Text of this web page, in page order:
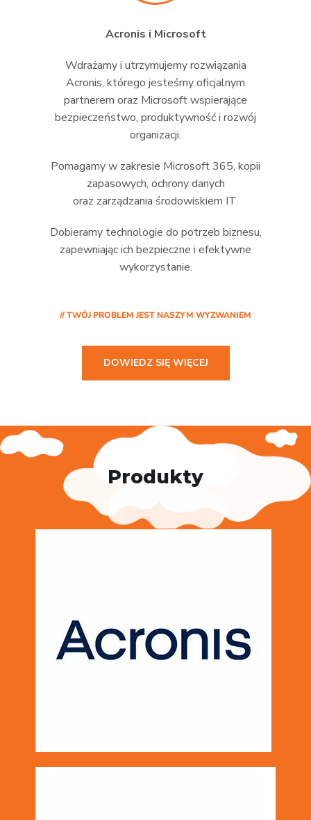
Acronis i Microsoft
Wdrażamy i utrzymujemy rozwiązania
Acronis, którego jesteśmy oficjalnym
partnerem oraz Microsoft wspierające
bezpieczeństwo, produktywność i rozwój
organizacji.
Pomagamy w zakresie Microsoft 365, kopii
zapasowych, ochrony danych
oraz zarządzania środowiskiem IT.
Dobieramy technologie do potrzeb biznesu,
zapewniając ich bezpieczne i efektywne
wykorzystanie.
// TWÓJ PROBLEM JEST NASZYM WYZWANIEM
DOWIEDZ SIĘ WIĘCEJ
Produkty